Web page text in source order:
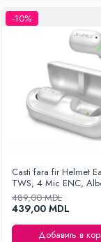
-10%
Casti fara fir Helmet
TWS, 4 Mic ENC,
489,00 MDL
439,00 MDL
Добавить в